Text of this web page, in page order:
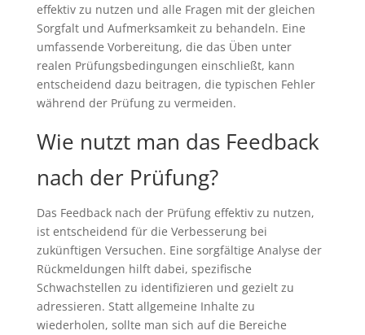
effektiv zu nutzen und alle Fragen mit der gleichen
Sorgfalt und Aufmerksamkeit zu behandeln. Eine
umfassende Vorbereitung, die das Üben unter
realen Prüfungsbedingungen einschließt, kann
entscheidend dazu beitragen, die typischen Fehler
während der Prüfung zu vermeiden.
Wie nutzt man das Feedback
nach der Prüfung?
Das Feedback nach der Prüfung effektiv zu nutzen,
ist entscheidend für die Verbesserung bei
zukünftigen Versuchen. Eine sorgfältige Analyse der
Rückmeldungen hilft dabei, spezifische
Schwachstellen zu identifizieren und gezielt zu
adressieren. Statt allgemeine Inhalte zu
wiederholen, sollte man sich auf die Bereiche